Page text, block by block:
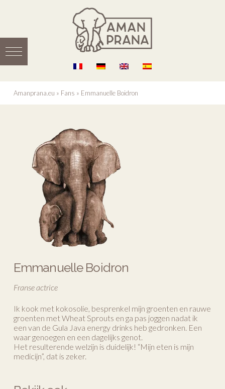
Amanprana.eu » Fans » Emmanuelle Boidron
Emmanuelle Boidron
Franse actrice
Ik kook met kokosolie, besprenkel mijn groenten en rauwe
groenten met Wheat Sprouts en ga pas joggen nadat ik
een van de Gula Java energy drinks heb gedronken. Een
waar genoegen en een dagelijks genot.
Het resulterende welzijn is duidelijk! “Mijn eten is mijn
medicijn”, dat is zeker.